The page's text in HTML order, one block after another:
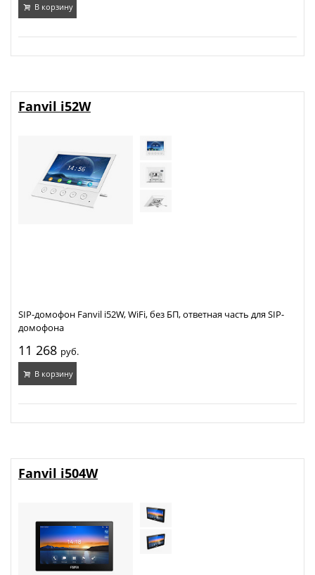
В корзину
11 268 руб.
В корзину
Fanvil i52W
SIP-домофон Fanvil i52W, WiFi, без БП, ответная часть для SIP-
домофона
Fanvil i504W